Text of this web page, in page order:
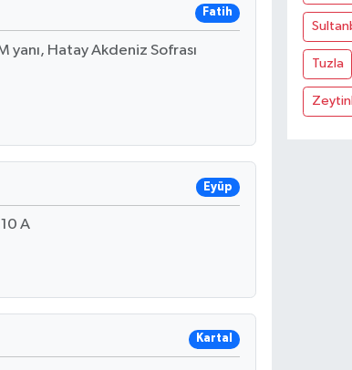
Fatih
yanı, Hatay Akdeniz Sofrası
Eyüp
A
Kartal
Tuzla